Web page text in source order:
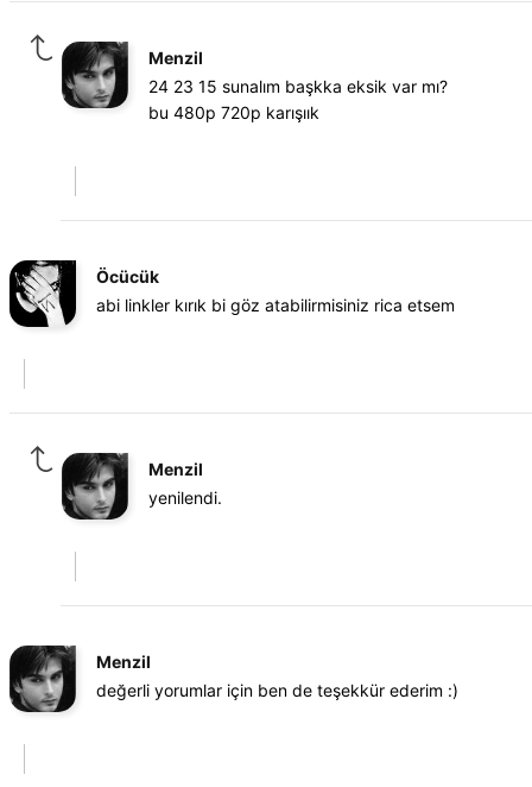
Menzil
24 23 15 sunalım başkka eksik var mı?
bu 480p 720p karışıık
Öcücük
abi linkler kırık bi göz atabilirmisiniz rica etsem
Menzil
yenilendi.
Menzil
değerli yorumlar için ben de teşekkür ederim :)